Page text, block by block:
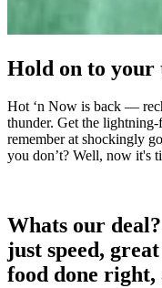
Hold on to your taste buds.​​​​‌
Hot ‘n Now is back —
thunder. Get the lightning-
remember at shockingly
you don’t? Well, now it's time to find out.​​​​‌
Whats our
just speed,
food done right, and right now.​​​​‌